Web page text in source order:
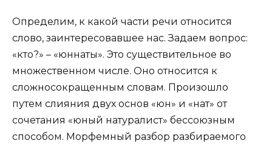
Определим, к какой части речи относится
слово, заинтересовавшее нас. Задаем вопрос:
«кто?» – «юннаты». Это существительное во
множественном числе. Оно относится к
сложносокращенным словам. Произошло
путем слияния двух основ «юн» и «нат» от
сочетания «юный натуралист» бессоюзным
способом. Морфемный разбор разбираемого